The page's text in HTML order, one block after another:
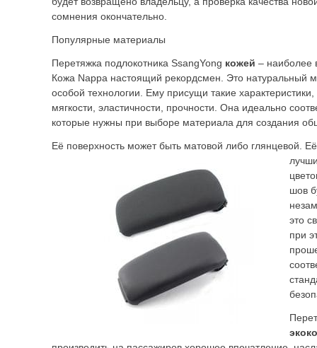
сомнения окончательно.
Популярные материалы
Перетяжка подлокотника SsangYong кожей – наиболее
Кожа Nappa настоящий рекордсмен. Это натуральный
особой технологии. Ему присущи такие
мягкости, эластичности, прочности. Она идеально
которые нужны при выборе материала для создания
Её поверхность может быть матовой либо глянцевой.
шов
это
при